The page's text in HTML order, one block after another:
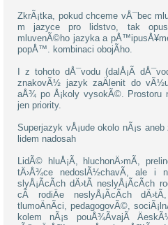
ZkrÃ¡tka, pokud chceme vÅ¯bec
m jazyce pro lidstvo, tak
mluvenÃ©ho jazyka a
popÅ™. kombinaci obojÃ­ho.
I z tohoto dÅ¯vodu (dalÅ¡Ã­
znakovÃ½ jazyk zaÄlenit do
aÅ¾ po Å¡koly vysokÃ©. Prostoru
jen priority.
Superjazyk vÅ¡ude okolo nÃ¡s
lidem nadosah
LidÃ© hluÅ¡Ã­, hluchonÄ›mÃ­,
tÄ›Å¾ce nedoslÃ½chavÃ­, ale i
slyÅ¡Ã­cÃ­ch dÄ›tÃ­ neslyÅ¡Ã­cÃ­ch
cÃ­ rodiÄe neslyÅ¡Ã­cÃ­ch
tlumoÄnÃ­ci, pedagogovÃ©,
kolem nÃ¡s pouÅ¾Ã­vajÃ­